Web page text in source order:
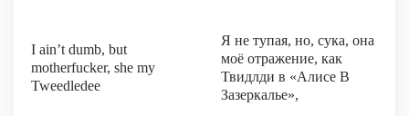
I ain’t dumb, but
motherfucker, she my
Tweedledee
Я не тупая, но, сука, она
моё отражение, как
Твидлди в «Алисе В
Зазеркалье»,